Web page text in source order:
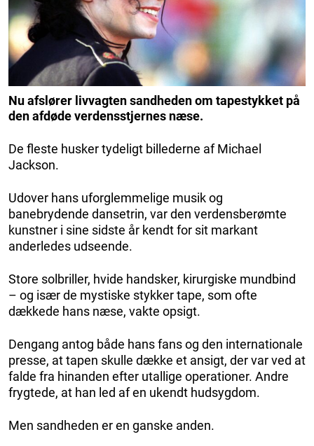
Nu afslører livvagten sandheden om tapestykket på
den afdøde verdensstjernes næse.
De fleste husker tydeligt billederne af Michael
Jackson.
Udover hans uforglemmelige musik og
banebrydende dansetrin, var den verdensberømte
kunstner i sine sidste år kendt for sit markant
anderledes udseende.
Store solbriller, hvide handsker, kirurgiske mundbind
– og især de mystiske stykker tape, som ofte
dækkede hans næse, vakte opsigt.
Dengang antog både hans fans og den internationale
presse, at tapen skulle dække et ansigt, der var ved at
falde fra hinanden efter utallige operationer. Andre
frygtede, at han led af en ukendt hudsygdom.
Men sandheden er en ganske anden.